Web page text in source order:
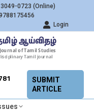
3049-0723 (Online)
Login
SUBMIT
ARTICLE